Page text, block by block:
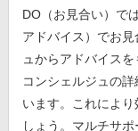
DO（お見合い）で
アドバイス）でお
ュからアドバイス
コンシェルジュの
います。これによ
しょう。マルチサ